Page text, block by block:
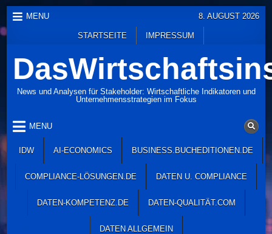
Skip
to
content
MENU
STARTSEITE IMPRESSUM
8. AUGUST 2026
News und Analysen für Stakeholder: Wirtschaftliche Indikatoren und
Unternehmensstrategien im Fokus
MENU
IDW AI-ECONOMICS BUSINESS.BUCHEDITIONEN.DE
COMPLIANCE-LÖSUNGEN.DE DATEN U. COMPLIANCE
DATEN-KOMPETENZ.DE DATEN-QUALITÄT.COM
DATEN ALLGEMEIN